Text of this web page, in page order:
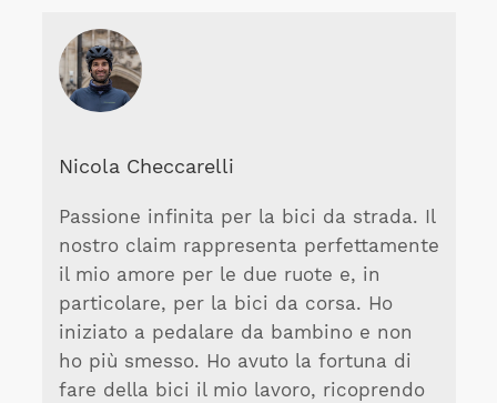
Nicola Checcarelli
Passione infinita per la bici da strada. Il
nostro claim rappresenta perfettamente
il mio amore per le due ruote e, in
particolare, per la bici da corsa. Ho
iniziato a pedalare da bambino e non
ho più smesso. Ho avuto la fortuna di
fare della bici il mio lavoro, ricoprendo